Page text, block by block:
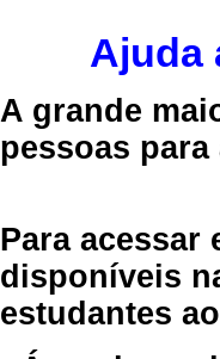
Ajuda
A grande
pessoas
Para acessar
disponíveis
estudantes